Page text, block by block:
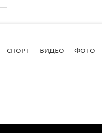
СПОРТ ВИДЕО ФОТО